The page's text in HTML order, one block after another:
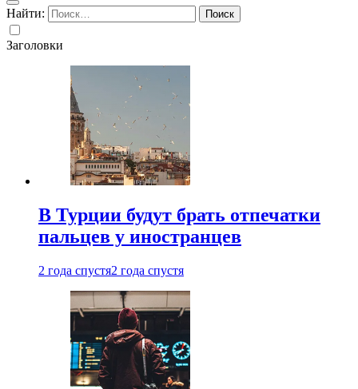
Найти:
Заголовки
В Турции будут брать отпечатки
пальцев у иностранцев
2 года спустя2 года спустя